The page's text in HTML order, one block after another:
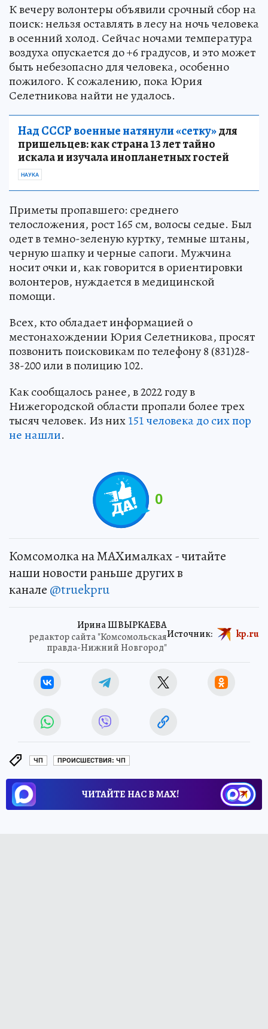
К вечеру волонтеры объявили срочный сбор на
поиск: нельзя оставлять в лесу на ночь человека
в осенний холод. Сейчас ночами температура
воздуха опускается до +6 градусов, и это может
быть небезопасно для человека, особенно
пожилого. К сожалению, пока Юрия
Селетникова найти не удалось.
Над СССР военные натянули «сетку»для
пришельцев: как страна 13 лет тайно
искала и изучала инопланетных гостей
НАУКА
Приметы пропавшего: среднего
телосложения, рост 165 см, волосы седые. Был
одет в темно-зеленую куртку, темные штаны,
черную шапку и черные сапоги. Мужчина
носит очки и, как говорится в ориентировки
волонтеров, нуждается в медицинской
помощи.
Всех, кто обладает информацией о
местонахождении Юрия Селетникова, просят
позвонить поисковикам по телефону 8 (831)28-
38-200 или в полицию 102.
Как сообщалось ранее, в 2022 году в
Нижегородской области пропали более трех
тысяч человек. Из них151 человека до сих пор
не нашли.
0
Комсомолка на MAXималках - читайте
наши новости раньше других в
канале @truekpru
Ирина ШВЫРКАЕВА
редактор сайта "Комсомольская
правда-Нижний Новгород"
Источник: kp.ru
ЧП ПРОИСШЕСТВИЯ: ЧП
ЧИТАЙТЕ НАС В МАХ!